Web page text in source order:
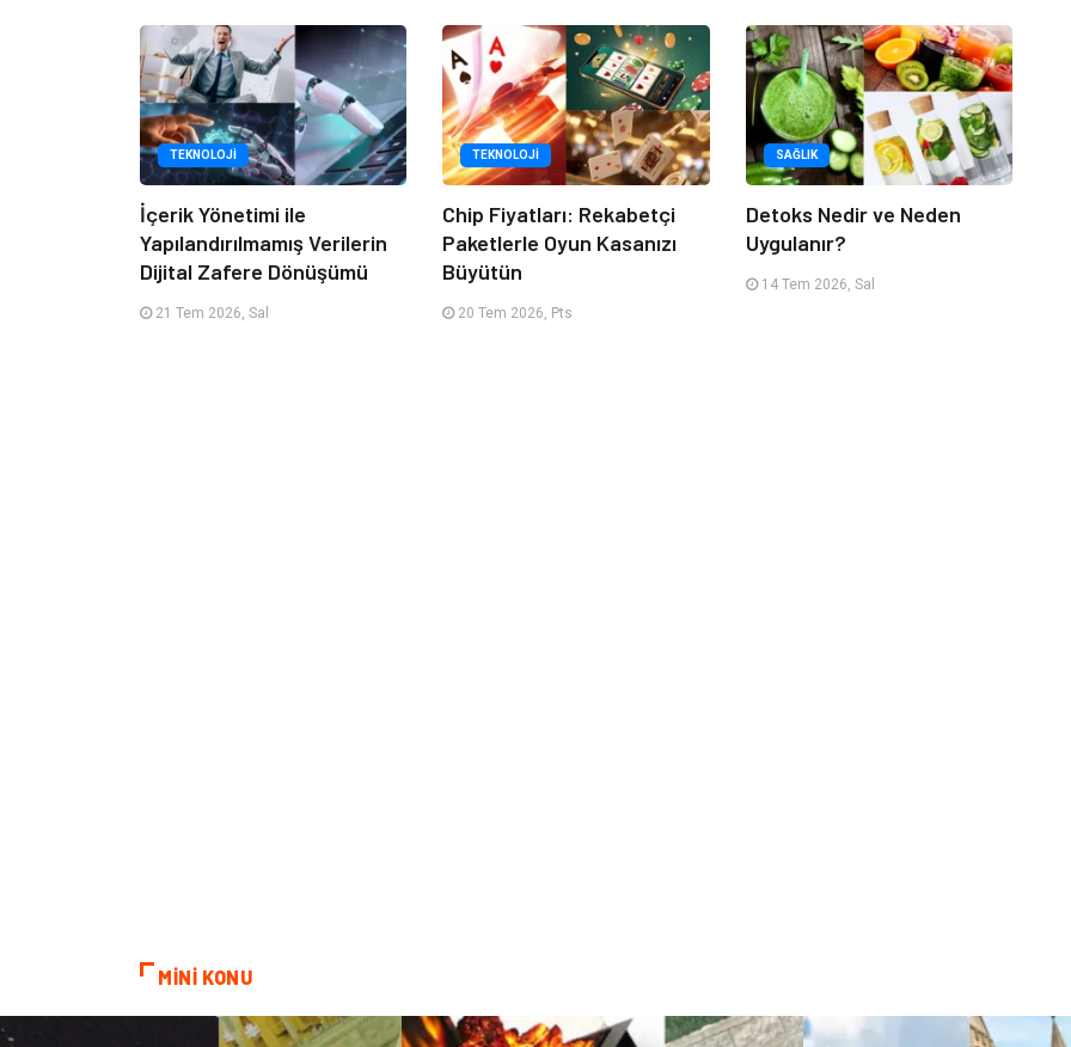
TEKNOLOJI
İçerik Yönetimi ile
Yapılandırılmamış Verilerin
Dijital Zafere Dönüşümü
21 Tem 2026, Sal
TEKNOLOJI
Chip Fiyatları: Rekabetçi
Paketlerle Oyun Kasanızı
Büyütün
20 Tem 2026, Pts
SAĞLIK
Detoks Nedir ve Neden
Uygulanır?
14 Tem 2026, Sal
MİNİ KONU